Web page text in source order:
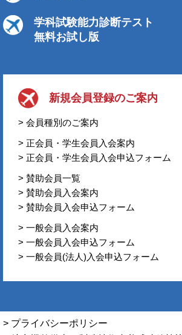
学科試験能力診断テスト
無料お試し版
新規会員登録のご案内
> 会員種別のご案内
> 正会員・学生会員入会案内
> 正会員・学生会員入会申込フォーム
> 賛助会員一覧
> 賛助会員入会案内
> 賛助会員入会申込フォーム
> 一般会員入会案内
> 一般会員入会申込フォーム
> 一般会員(法人)入会申込フォーム
> プライバシーポリシー